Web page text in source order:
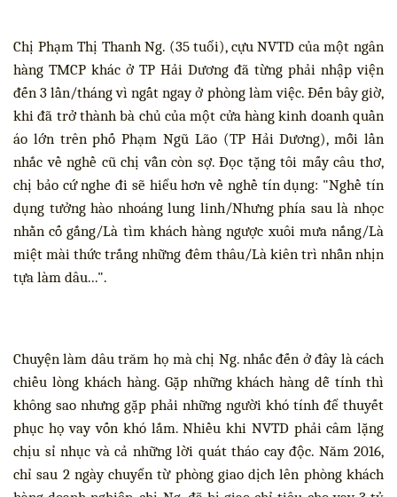
Chị Phạm Thị Thanh Ng. (35 tuổi), cựu NVTD của một ngân
hàng TMCP khác ở TP Hải Dương đã từng phải nhập viện
đến 3 lần/tháng vì ngất ngay ở phòng làm việc. Đến bây giờ,
khi đã trở thành bà chủ của một cửa hàng kinh doanh quần
áo lớn trên phố Phạm Ngũ Lão (TP Hải Dương), mỗi lần
nhắc về nghề cũ chị vẫn còn sợ. Đọc tặng tôi mấy câu thơ,
chị bảo cứ nghe đi sẽ hiểu hơn về nghề tín dụng: "Nghề tín
dụng tưởng hào nhoáng lung linh/Nhưng phía sau là nhọc
nhằn cố gắng/Là tìm khách hàng ngược xuôi mưa nắng/Là
miệt mài thức trắng những đêm thâu/Là kiên trì nhẫn nhịn
tựa làm dâu...".
Chuyện làm dâu trăm họ mà chị Ng. nhắc đến ở đây là cách
chiều lòng khách hàng. Gặp những khách hàng dễ tính thì
không sao nhưng gặp phải những người khó tính để thuyết
phục họ vay vốn khó lắm. Nhiều khi NVTD phải câm lặng
chịu sỉ nhục và cả những lời quát tháo cay độc. Năm 2016,
chỉ sau 2 ngày chuyển từ phòng giao dịch lên phòng khách